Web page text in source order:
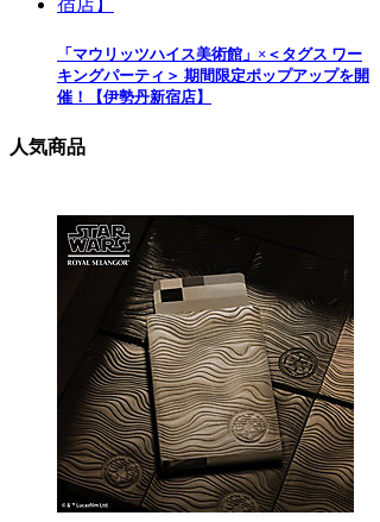
「マウリッツハイス美術館」×＜タグス ワー
キングパーティ＞ 期間限定ポップアップを開
催！【伊勢丹新宿店】
人気商品